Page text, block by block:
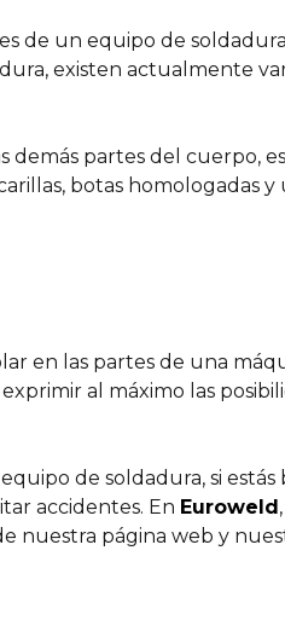
de un equipo de
existen actualmente
partes del cuerpo,
botas homologadas y
en las partes de una
al máximo las
de soldadura, si
accidentes. En Euroweld
nuestra página web y